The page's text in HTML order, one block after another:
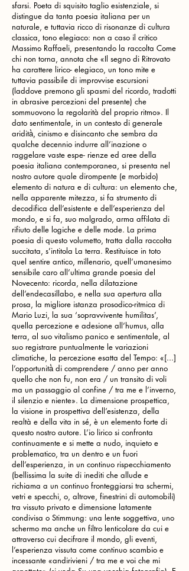
sfarsi. Poeta di squisito taglio esistenziale, si
distingue da tanta poesia italiana per un
naturale, e tuttavia ricco di risonanze di cultura
classica, tono elegiaco: non a caso il critico
Massimo Raffaeli, presentando la raccolta Come
chi non torna, annota che «Il segno di Ritrovato
ha carattere lirico- elegiaco, un tono mite e
tuttavia passibile di improvvise escursioni
(laddove premono gli spasmi del ricordo, tradotti
in abrasive percezioni del presente) che
sommuovono la regolarità del proprio ritmo». Il
dato sentimentale, in un contesto di generale
aridità̀, cinismo e disincanto che sembra da
qualche decennio indurre all’inazione o
raggelare vaste espe- rienze ed aree della
poesia italiana contemporanea, si presenta nel
nostro autore quale dirompente (e morbido)
elemento di natura e di cultura: un elemento che,
nella apparente mitezza, si fa strumento di
decodifica dell’esistente e dell’esperienza del
mondo, e si fa, suo malgrado, arma affilata di
rifiuto delle logiche e delle mode. La prima
poesia di questo volumetto, tratta dalla raccolta
succitata, s’intitola La terra. Restituisce in toto
quel sentire antico, millenario, quell’umanesimo
sensibile caro all’ultima grande poesia del
Novecento: ricorda, nella dilatazione
dell’endecasillabo, e nella sua apertura alla
prosa, la migliore istanza prosodico-ritmica di
Mario Luzi, la sua ‘sopravvivente humilitas’,
quella percezione e adesione all’humus, alla
terra, al suo vitalismo panico e sentimentale, al
suo registrare puntualmente le variazioni
climatiche, la percezione esatta del Tempo: «[...]
l’opportunità̀ di comprendere / anno per anno
quello che non fu, non era / un transito di voli
ma un passaggio al confine / tra me e l’inverno,
il silenzio e niente». La dimensione prospettica,
la visione in prospettiva dell’esistenza, della
realtà e della vita in sé, è un elemento forte di
questo nostro autore. L’io lirico si confronta
continuamente e si mette a nudo, inquieto e
problematico, tra un dentro e un fuori
dell’esperienza, in un continuo rispecchiamento
(bellissima la suite di inediti che allude e
richiama a un continuo fronteggiarsi tra schermi,
vetri e specchi, o, altrove, finestrini di automobili)
tra vissuto privato e dimensione latamente
condivisa o Stimmung: una lente soggettiva, uno
schermo ma anche un filtro lenticolare da cui e
attraverso cui decifrare il mondo, gli eventi,
l’esperienza vissuta come continuo scambio e
incessante «andirivieni / tra me e voi che mi